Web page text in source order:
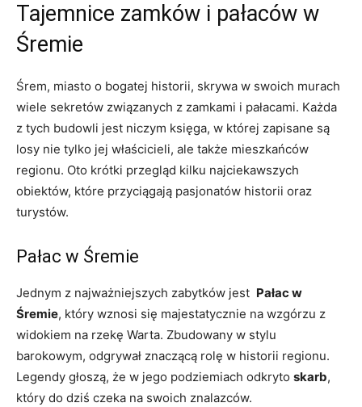
Tajemnice zamków i pałaców ⁢w
Śremie
Śrem,​ miasto o bogatej ⁢historii, ⁢skrywa w swoich murach
wiele sekretów związanych z ‍zamkami i‌ pałacami. Każda​
z tych budowli jest ‌niczym księga, w której zapisane są
losy​ nie tylko jej ⁣właścicieli, ⁤ale także mieszkańców ​
regionu. Oto krótki⁢ przegląd kilku najciekawszych
obiektów, które przyciągają ​pasjonatów historii ​oraz⁤
turystów.
Pałac ​w Śremie
Jednym z najważniejszych zabytków jest ⁤ Pałac​ w
⁤Śremie, ‍który wznosi się majestatycznie na ‍wzgórzu ‍z
⁢widokiem na rzekę​ Warta. Zbudowany‍ w stylu
barokowym, odgrywał znaczącą rolę w historii regionu.
Legendy głoszą, że w⁤ jego podziemiach odkryto skarb,
który ⁣do dziś czeka ‍na swoich znalazców.